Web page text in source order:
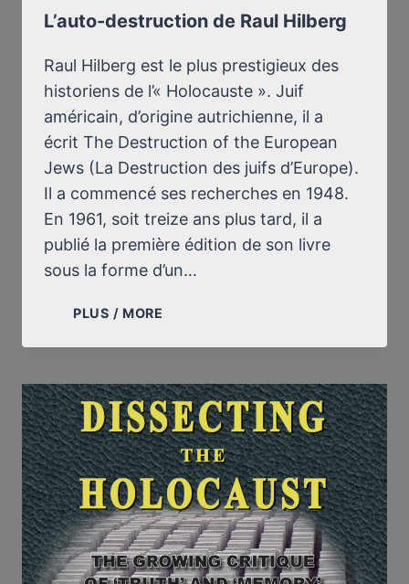
L’auto-destruction de Raul Hilberg
Raul Hilberg est le plus prestigieux des
historiens de l’« Holocauste ». Juif
américain, d’origine autrichienne, il a
écrit The Destruction of the European
Jews (La Destruction des juifs d’Europe).
Il a commencé ses recherches en 1948.
En 1961, soit treize ans plus tard, il a
publié la première édition de son livre
sous la forme d’un…
PLUS / MORE
DE
HILBERG